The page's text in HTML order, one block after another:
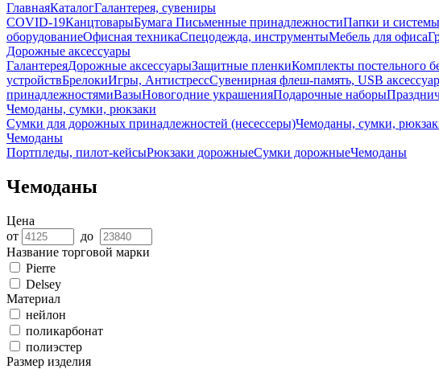
ГлавнаяКаталогГалантерея, сувениры
COVID-19КанцтоварыБумага Письменные принадлежностиПапки и
оборудованиеОфисная техникаСпецодежда, инструментыМебель для офиса
Дорожные аксессуары
ГалантереяДорожные аксессуарыЗащитные пленкиКомплекты постельного
устройствБрелокиИгры, АнтистрессСувенирная флеш-память, USB
принадлежностямиВазыНовогодние украшенияПодарочные наборы
Чемоданы, сумки, рюкзаки
Сумки для дорожных принадлежностей (несессеры)Чемоданы, сумки,
Чемоданы
Портпледы, пилот-кейсыРюкзаки дорожныеСумки дорожныеЧемоданы
Чемоданы
Цена
от
до
Название торговой марки
Pierre
Delsey
Материал
нейлон
поликарбонат
полиэстер
Размер изделия